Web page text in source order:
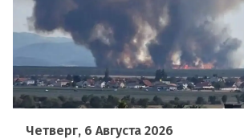
Четверг, 6 Августа 2026